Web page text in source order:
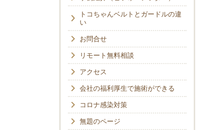
トコちゃんベルトとガードルの違
い
お問合せ
リモート無料相談
アクセス
会社の福利厚生で施術ができる
コロナ感染対策
無題のページ